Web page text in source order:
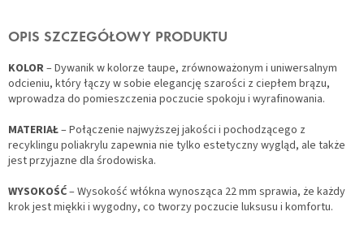
OPIS SZCZEGÓŁOWY PRODUKTU
KOLOR– Dywanik w kolorze taupe, zrównoważonym i uniwersalnym
odcieniu, który łączy w sobie elegancję szarości z ciepłem brązu,
wprowadza do pomieszczenia poczucie spokoju i wyrafinowania.
MATERIAŁ– Połączenie najwyższej jakości i pochodzącego z
recyklingu poliakrylu zapewnia nie tylko estetyczny wygląd, ale także
jest przyjazne dla środowiska.
WYSOKOŚĆ– Wysokość włókna wynosząca 22 mm sprawia, że każdy
krok jest miękki i wygodny, co tworzy poczucie luksusu i komfortu.